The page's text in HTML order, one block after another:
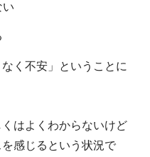
い
く不安」ということに
はよくわからないけど
感じるという状況で